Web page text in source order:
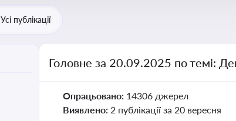
Усі публікації
Головне за 20.09.2025 по темі:
Опрацьовано: 14306 джерел
Виявлено: 2 публікації за 20 вересня